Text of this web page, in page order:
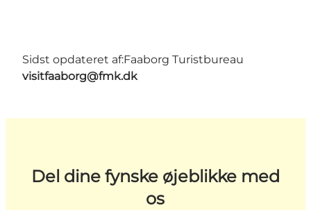
Sidst opdateret af:Faaborg Turistbureau
visitfaaborg@fmk.dk
Del dine fynske øjeblikke med
os